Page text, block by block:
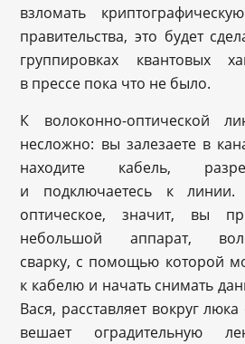
взломать
правительства, это будет
группировках квантовых
в прессе пока что не было.
К волоконно-оптической
несложно: вы залезаете в
находите кабель,
и подключаетесь к линии.
оптическое, значит, вы
небольшой аппарат,
сварку, с помощью которой
к кабелю и начать снимать
Вася, расставляет вокруг
вешает оградительную